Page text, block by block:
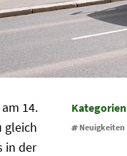
14.
gleich
in der
Kategorien
Neuigkeiten